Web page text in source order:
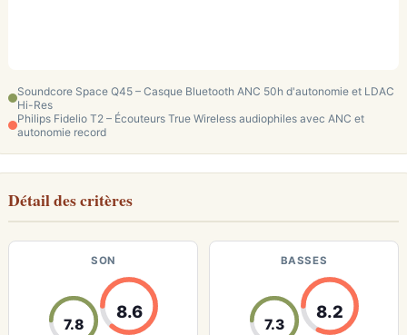
Soundcore Space Q45 – Casque Bluetooth ANC 50h d'autonomie et LDAC
Hi-Res
Philips Fidelio T2 – Écouteurs True Wireless audiophiles avec ANC et
autonomie record
Détail des critères
SON
7.8
8.6
BASSES
7.3
8.2